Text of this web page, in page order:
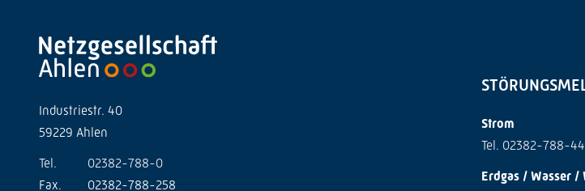
Industriestr. 40
59229 Ahlen
Tel.
02382-788-0
Fax.
02382-788-258
Strom
Tel. 02382-788-
Erdgas / Wasser /